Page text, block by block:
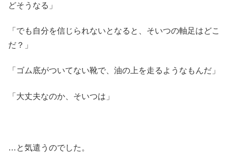
どそうなる」
「でも自分を信じられないとなると、そいつの軸足はどこ
だ？」
「ゴム底がついてない靴で、油の上を走るようなもんだ」
「大丈夫なのか、そいつは」
…と気遣うのでした。